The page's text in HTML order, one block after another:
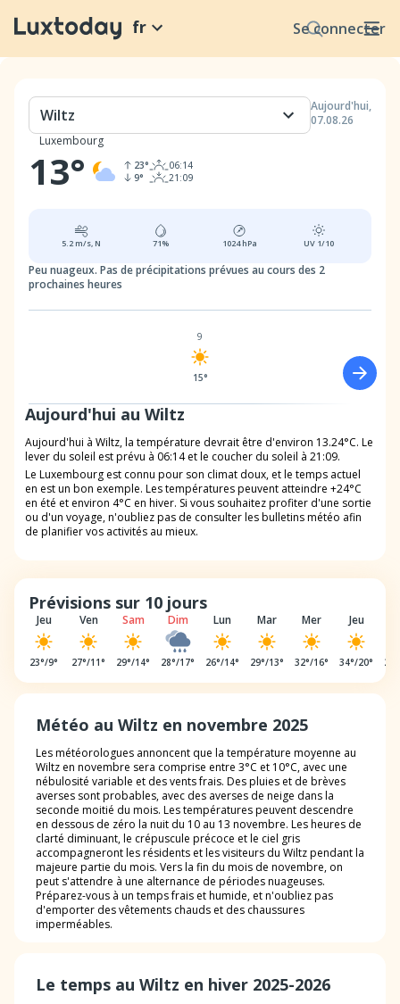
Se connecter
fr
Aujourd'hui,
07.08.26
Wiltz
Luxembourg
13° 23°
9°
06:14
21:09
5.2 m/s, N 71% 1024hPa UV 1/10
Peu nuageux. Pas de précipitations prévues au cours des 2
prochaines heures
Aujourd'hui au Wiltz
Aujourd'hui à Wiltz, la température devrait être d'environ 13.24°C. Le
lever du soleil est prévu à 06:14 et le coucher du soleil à 21:09.
Le Luxembourg est connu pour son climat doux, et le temps actuel
en est un bon exemple. Les températures peuvent atteindre +24°C
en été et environ 4°C en hiver. Si vous souhaitez profiter d'une sortie
ou d'un voyage, n'oubliez pas de consulter les bulletins météo afin
de planifier vos activités au mieux.
9
15°
Prévisions sur 10 jours
Jeu
23°/9°
Ven
27°/11°
Sam
29°/14°
Dim
28°/17°
Lun
26°/14°
Mar
29°/13°
Mer
32°/16°
Jeu
34°/20° 29
Météo au Wiltz en novembre 2025
Les météorologues annoncent que la température moyenne au
Wiltz en novembre sera comprise entre 3°C et 10°C, avec une
nébulosité variable et des vents frais. Des pluies et de brèves
averses sont probables, avec des averses de neige dans la
seconde moitié du mois. Les températures peuvent descendre
en dessous de zéro la nuit du 10 au 13 novembre. Les heures de
clarté diminuant, le crépuscule précoce et le ciel gris
accompagneront les résidents et les visiteurs du Wiltz pendant la
majeure partie du mois. Vers la fin du mois de novembre, on
peut s'attendre à une alternance de périodes nuageuses.
Préparez-vous à un temps frais et humide, et n'oubliez pas
d'emporter des vêtements chauds et des chaussures
imperméables.
Le temps au Wiltz en hiver 2025-2026